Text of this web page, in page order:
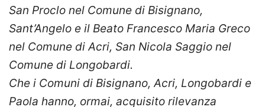
San Proclo nel Comune di Bisignano,
Sant’Angelo e il Beato Francesco Maria Greco
nel Comune di Acri, San Nicola Saggio nel
Comune di Longobardi.
Che i Comuni di Bisignano, Acri, Longobardi e
Paola hanno, ormai, acquisito rilevanza